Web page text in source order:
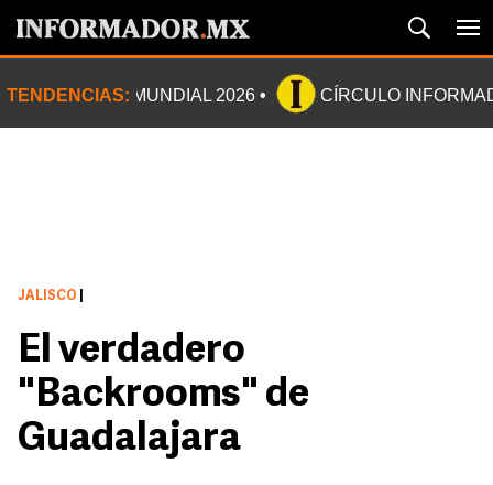
TENDENCIAS: MUNDIAL 2026 CÍRCULO
JALISCO
El verdadero
"Backrooms" de
Guadalajara